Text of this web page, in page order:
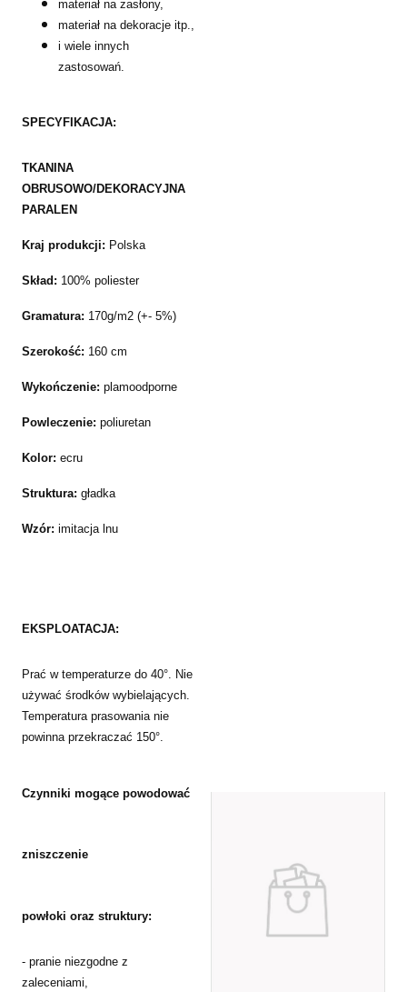
materiał na zasłony,
materiał na dekoracje itp.,
i wiele innych
zastosowań.
SPECYFIKACJA:
TKANINA
OBRUSOWO/DEKORACYJNA
PARALEN
Kraj produkcji: Polska
Skład: 100% poliester
Gramatura: 170g/m2 (+- 5%)
Szerokość: 160 cm
Wykończenie: plamoodporne
Powleczenie: poliuretan
Kolor: ecru
Struktura: gładka
Wzór: imitacja lnu
EKSPLOATACJA:
Prać w temperaturze do 40°. Nie
używać środków wybielających.
Temperatura prasowania nie
powinna przekraczać 150°.
Czynniki mogące powodować
zniszczenie
powłoki oraz struktury:
- pranie niezgodne z
zaleceniami,